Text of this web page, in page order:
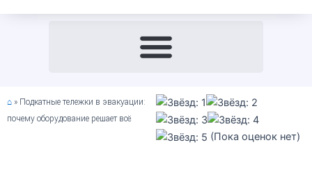
⌂ » Подкатные тележки в эвакуации:
почему оборудование решает всё
(Пока оценок нет)